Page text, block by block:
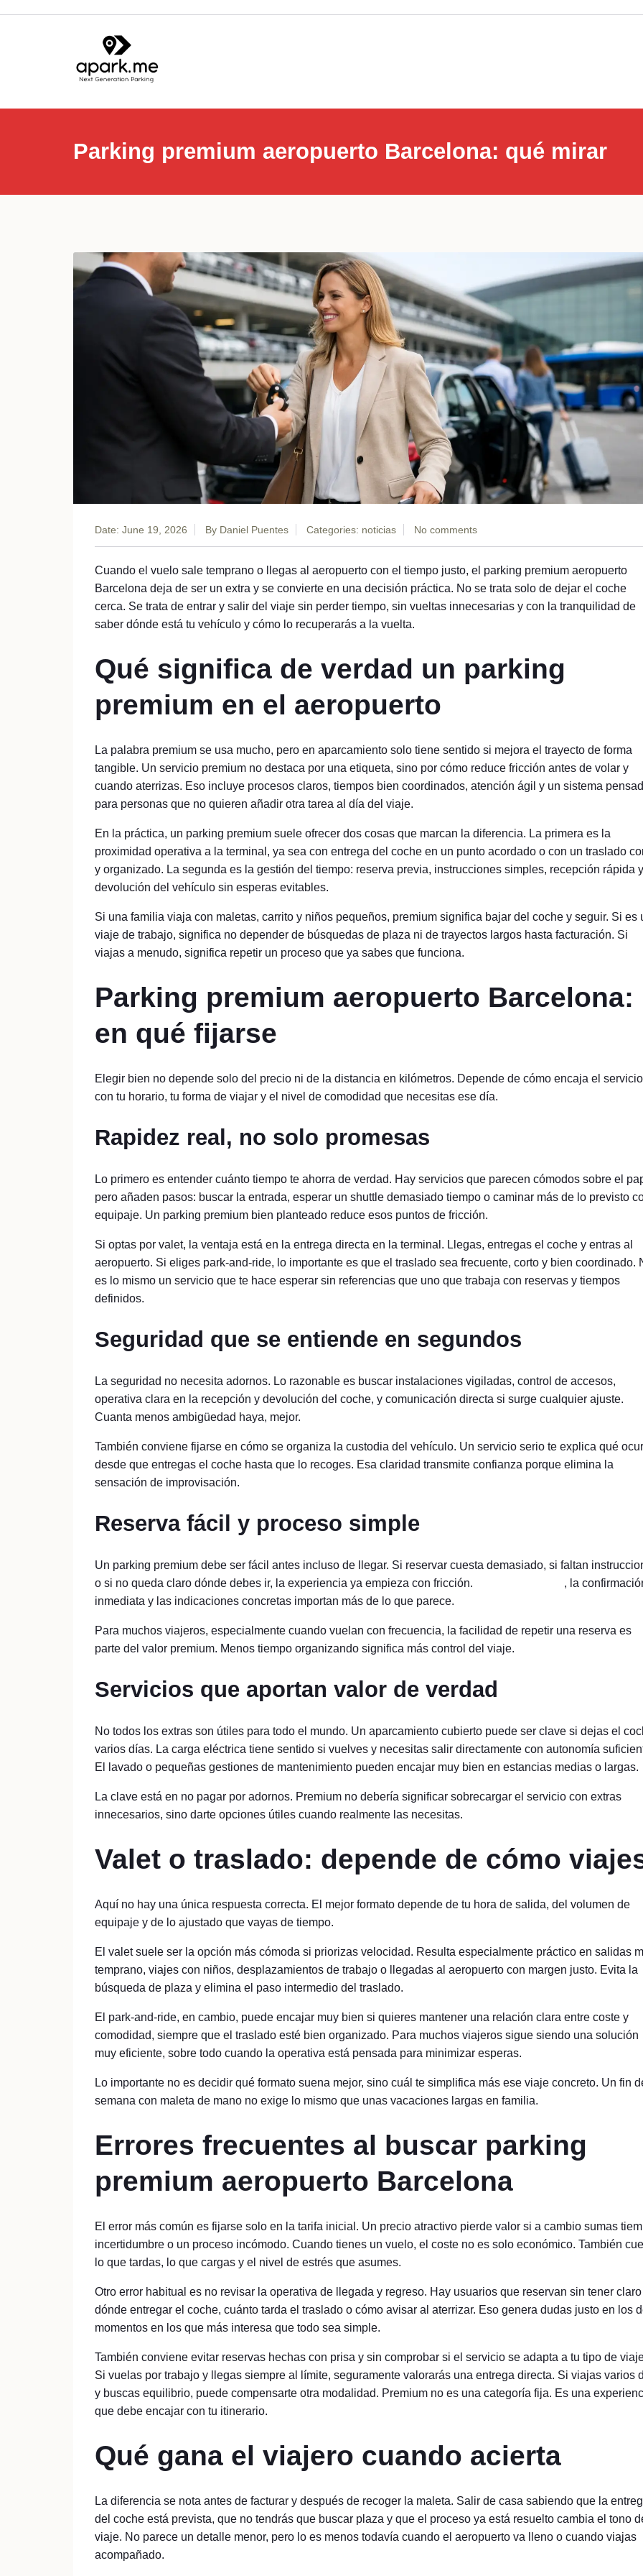
Parking premium aeropuerto Barcelona: qué mirar
Date: June 19, 2026 By Daniel Puentes Categories: noticias No comments
Cuando el vuelo sale temprano o llegas al aeropuerto con el tiempo justo, el parking premium aeropuerto
Barcelona deja de ser un extra y se convierte en una decisión práctica. No se trata solo de dejar el coche
cerca. Se trata de entrar y salir del viaje sin perder tiempo, sin vueltas innecesarias y con la tranquilidad de
saber dónde está tu vehículo y cómo lo recuperarás a la vuelta.
Qué significa de verdad un parking
premium en el aeropuerto
La palabra premium se usa mucho, pero en aparcamiento solo tiene sentido si mejora el trayecto de forma
tangible. Un servicio premium no destaca por una etiqueta, sino por cómo reduce fricción antes de volar y
cuando aterrizas. Eso incluye procesos claros, tiempos bien coordinados, atención ágil y un sistema
para personas que no quieren añadir otra tarea al día del viaje.
En la práctica, un parking premium suele ofrecer dos cosas que marcan la diferencia. La primera es la
proximidad operativa a la terminal, ya sea con entrega del coche en un punto acordado o con un traslado
y organizado. La segunda es la gestión del tiempo: reserva previa, instrucciones simples, recepción rápida y
devolución del vehículo sin esperas evitables.
Si una familia viaja con maletas, carrito y niños pequeños, premium significa bajar del coche y seguir. Si es
viaje de trabajo, significa no depender de búsquedas de plaza ni de trayectos largos hasta facturación. Si
viajas a menudo, significa repetir un proceso que ya sabes que funciona.
Parking premium aeropuerto Barcelona:
en qué fijarse
Elegir bien no depende solo del precio ni de la distancia en kilómetros. Depende de cómo encaja el servicio
con tu horario, tu forma de viajar y el nivel de comodidad que necesitas ese día.
Rapidez real, no solo promesas
Lo primero es entender cuánto tiempo te ahorra de verdad. Hay servicios que parecen cómodos sobre el
pero añaden pasos: buscar la entrada, esperar un shuttle demasiado tiempo o caminar más de lo previsto
equipaje. Un parking premium bien planteado reduce esos puntos de fricción.
Si optas por valet, la ventaja está en la entrega directa en la terminal. Llegas, entregas el coche y entras al
aeropuerto. Si eliges park-and-ride, lo importante es que el traslado sea frecuente, corto y bien coordinado.
es lo mismo un servicio que te hace esperar sin referencias que uno que trabaja con reservas y tiempos
definidos.
Seguridad que se entiende en segundos
La seguridad no necesita adornos. Lo razonable es buscar instalaciones vigiladas, control de accesos,
operativa clara en la recepción y devolución del coche, y comunicación directa si surge cualquier ajuste.
Cuanta menos ambigüedad haya, mejor.
También conviene fijarse en cómo se organiza la custodia del vehículo. Un servicio serio te explica qué
desde que entregas el coche hasta que lo recoges. Esa claridad transmite confianza porque elimina la
sensación de improvisación.
Reserva fácil y proceso simple
Un parking premium debe ser fácil antes incluso de llegar. Si reservar cuesta demasiado, si faltan
o si no queda claro dónde debes ir, la experiencia ya empieza con fricción.
, la
inmediata y las indicaciones concretas importan más de lo que parece.
Para muchos viajeros, especialmente cuando vuelan con frecuencia, la facilidad de repetir una reserva es
parte del valor premium. Menos tiempo organizando significa más control del viaje.
Servicios que aportan valor de verdad
No todos los extras son útiles para todo el mundo. Un aparcamiento cubierto puede ser clave si dejas el
varios días. La carga eléctrica tiene sentido si vuelves y necesitas salir directamente con autonomía
El lavado o pequeñas gestiones de mantenimiento pueden encajar muy bien en estancias medias o largas.
La clave está en no pagar por adornos. Premium no debería significar sobrecargar el servicio con extras
innecesarios, sino darte opciones útiles cuando realmente las necesitas.
Valet o traslado: depende de cómo
Aquí no hay una única respuesta correcta. El mejor formato depende de tu hora de salida, del volumen de
equipaje y de lo ajustado que vayas de tiempo.
El valet suele ser la opción más cómoda si priorizas velocidad. Resulta especialmente práctico en salidas
temprano, viajes con niños, desplazamientos de trabajo o llegadas al aeropuerto con margen justo. Evita la
búsqueda de plaza y elimina el paso intermedio del traslado.
El park-and-ride, en cambio, puede encajar muy bien si quieres mantener una relación clara entre coste y
comodidad, siempre que el traslado esté bien organizado. Para muchos viajeros sigue siendo una solución
muy eficiente, sobre todo cuando la operativa está pensada para minimizar esperas.
Lo importante no es decidir qué formato suena mejor, sino cuál te simplifica más ese viaje concreto. Un fin
semana con maleta de mano no exige lo mismo que unas vacaciones largas en familia.
Errores frecuentes al buscar parking
premium aeropuerto Barcelona
El error más común es fijarse solo en la tarifa inicial. Un precio atractivo pierde valor si a cambio sumas
incertidumbre o un proceso incómodo. Cuando tienes un vuelo, el coste no es solo económico. También
lo que tardas, lo que cargas y el nivel de estrés que asumes.
Otro error habitual es no revisar la operativa de llegada y regreso. Hay usuarios que reservan sin tener claro
dónde entregar el coche, cuánto tarda el traslado o cómo avisar al aterrizar. Eso genera dudas justo en los
momentos en los que más interesa que todo sea simple.
También conviene evitar reservas hechas con prisa y sin comprobar si el servicio se adapta a tu tipo de
Si vuelas por trabajo y llegas siempre al límite, seguramente valorarás una entrega directa. Si viajas varios
y buscas equilibrio, puede compensarte otra modalidad. Premium no es una categoría fija. Es una
que debe encajar con tu itinerario.
Qué gana el viajero cuando acierta
La diferencia se nota antes de facturar y después de recoger la maleta. Salir de casa sabiendo que la
del coche está prevista, que no tendrás que buscar plaza y que el proceso ya está resuelto cambia el tono
viaje. No parece un detalle menor, pero lo es menos todavía cuando el aeropuerto va lleno o cuando viajas
acompañado.